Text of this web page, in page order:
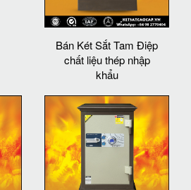
Bán Két Sắt Tam Điệp
chất liệu thép nhập
khẩu